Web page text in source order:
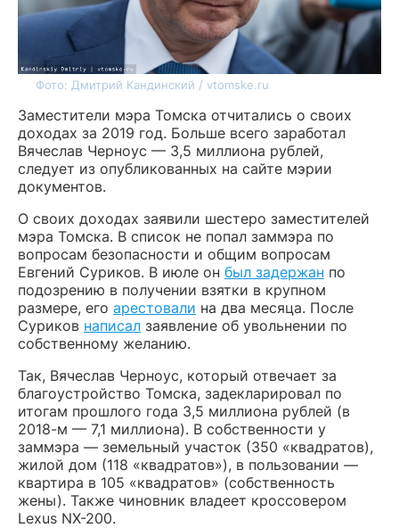
Фото: Дмитрий Кандинский / vtomske.ru
Заместители мэра Томска отчитались о своих
доходах за 2019 год. Больше всего заработал
Вячеслав Черноус — 3,5 миллиона рублей,
следует из опубликованных на сайте мэрии
документов.
О своих доходах заявили шестеро заместителей
мэра Томска. В список не попал заммэра по
вопросам безопасности и общим вопросам
Евгений Суриков. В июле он был задержан по
подозрению в получении взятки в крупном
размере, его арестовали на два месяца. После
Суриков написал заявление об увольнении по
собственному желанию.
Так, Вячеслав Черноус, который отвечает за
благоустройство Томска, задекларировал по
итогам прошлого года 3,5 миллиона рублей (в
2018-м — 7,1 миллиона). В собственности у
заммэра — земельный участок (350 «квадратов),
жилой дом (118 «квадратов»), в пользовании —
квартира в 105 «квадратов» (собственность
жены). Также чиновник владеет кроссовером
Lexus NX-200.